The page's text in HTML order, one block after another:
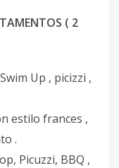
( 2
Up , picizzi ,
estilo frances ,
.
Picuzzi, BBQ ,